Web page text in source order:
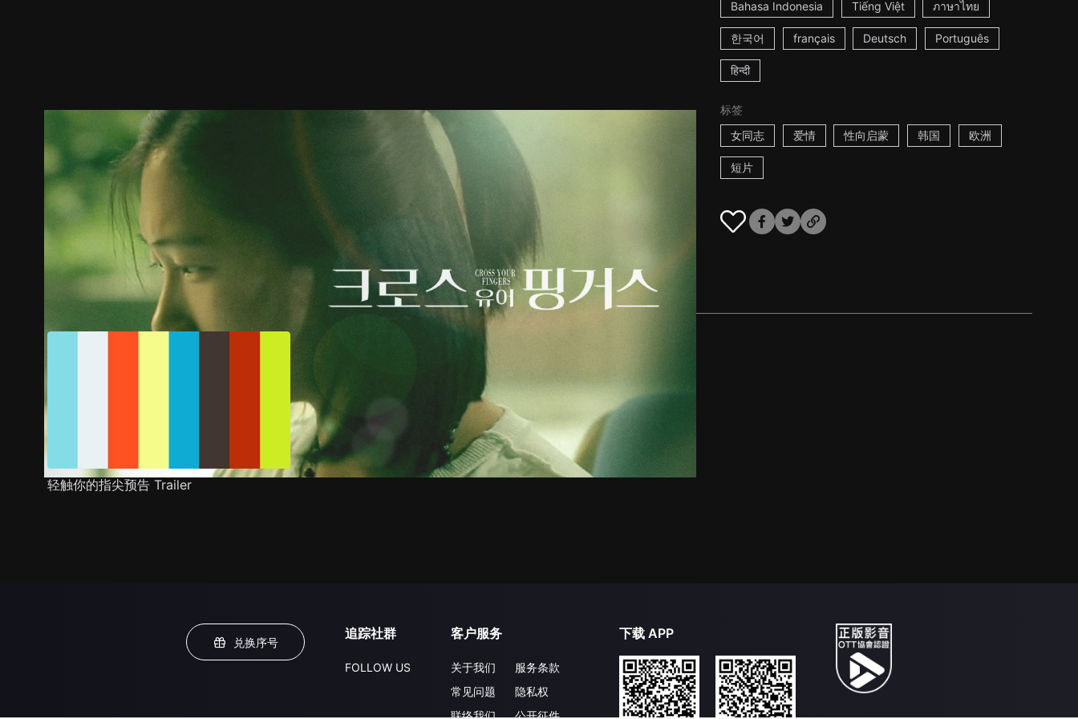
Bahasa Indonesia Tiếng Việt ภาษาไทย
한국어 français Deutsch Português
हिन्दी
标签
女同志
爱情 性向启蒙 韩国 欧洲
短片
剧照 推荐影片
轻触你的指尖预告 Trailer
兑换序号
追踪社群
FOLLOW US
客户服务
关于我们
常见问题
联络我们
服务条款
隐私权
公开征件
下载 APP